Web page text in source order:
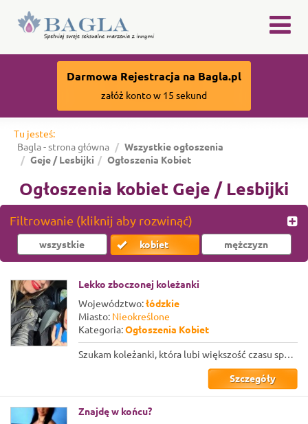
×
Darmowa Rejestracja na Bagla.pl
załóż konto w 15 sekund
Tu jesteś:
Bagla - strona główna
Wszystkie ogłoszenia
Geje / Lesbijki
Ogłoszenia Kobiet
Ogłoszenia kobiet Geje / Lesbijki
Filtrowanie (kliknij aby rozwinąć)
wszystkie kobiet mężczyzn
Lekko zboczonej koleżanki
Województwo:łódzkie
Miasto: Nieokreślone
Kategoria:Ogłoszenia Kobiet
Szukam koleżanki, która lubi większość czasu spędzać w łóżku. Mam straszną fascy...
Szczegóły
Znajdę w końcu?